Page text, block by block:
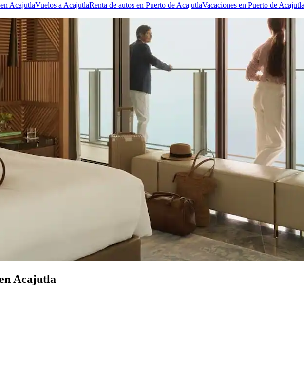
AcajutlaVuelos a AcajutlaRenta de autos en Puerto de AcajutlaVacaciones en Puerto de Acajutla
Acajutla